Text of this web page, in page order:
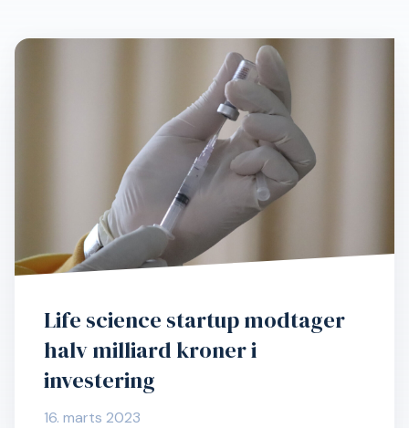
Life science startup modtager
halv milliard kroner i
investering
16. marts 2023